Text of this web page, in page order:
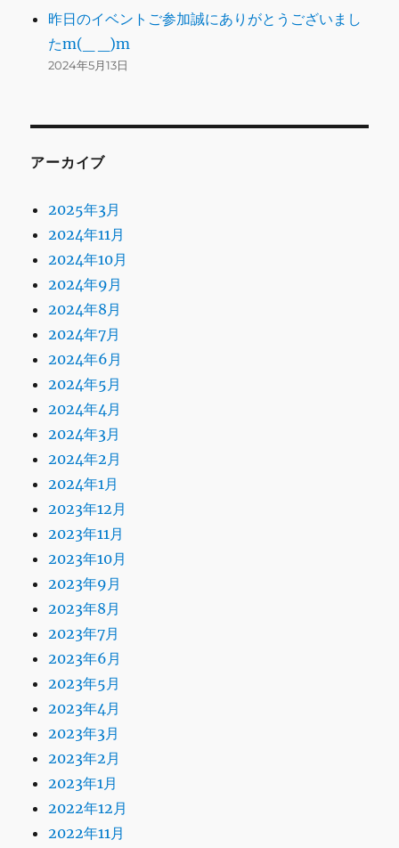
昨日のイベントご参加誠にありがとうございまし
たm(_ _)m
2024年5月13日
アーカイブ
2025年3月
2024年11月
2024年10月
2024年9月
2024年8月
2024年7月
2024年6月
2024年5月
2024年4月
2024年3月
2024年2月
2024年1月
2023年12月
2023年11月
2023年10月
2023年9月
2023年8月
2023年7月
2023年6月
2023年5月
2023年4月
2023年3月
2023年2月
2023年1月
2022年12月
2022年11月